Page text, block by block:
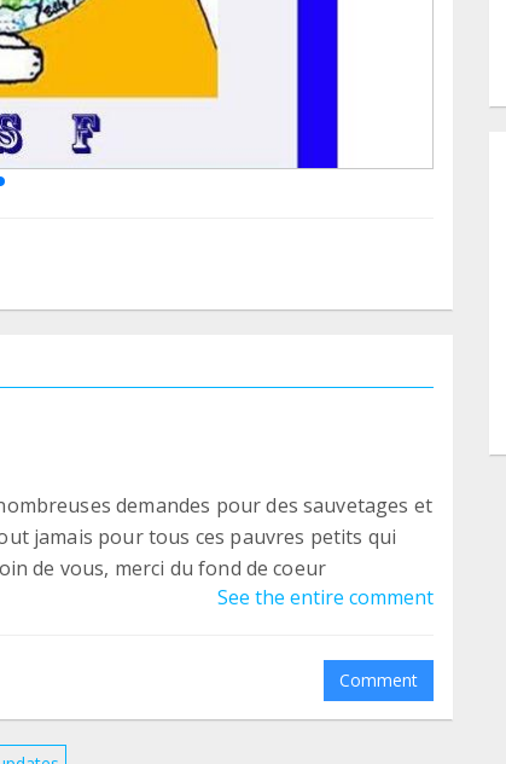
demandes pour des sauvetages et
jamais pour tous ces pauvres petits qui
de vous, merci du fond de coeur
See the entire comment
Comment